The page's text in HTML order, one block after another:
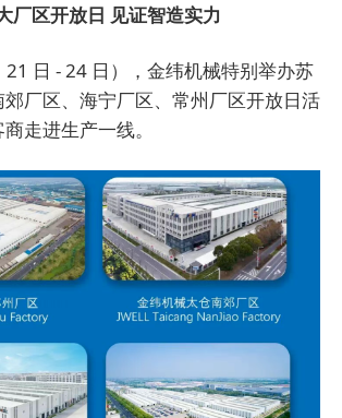
厂区开放日 见证智造实力
21 日 - 24 日），金纬机械特别举办苏
厂区、海宁厂区、常州厂区开放日活
走进生产一线。